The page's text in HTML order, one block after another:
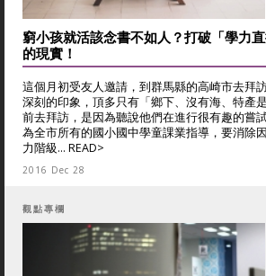
窮小孩就活該念書不如人？打破「學力直
的現實！
這個月初受友人邀請，到群馬縣的高崎市去拜
深刻的印象，頂多只有「鄉下、沒有海、特產
前去拜訪，是因為聽說他們在進行很有趣的嘗
為全市所有的國小國中學童課業指導，要消除
力階級... READ>
2016 Dec 28
觀點專欄